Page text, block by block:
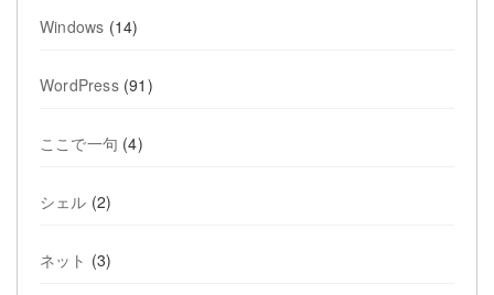
Windows (14)
WordPress(91)
ここで一句 (4)
シェル (2)
ネット (3)